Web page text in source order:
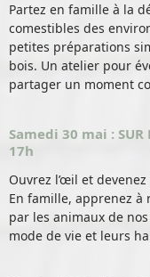
Partez en famille à la
comestibles des
petites préparations
bois. Un atelier pour
partager un moment
Samedi 30 mai : SUR
17h
Ouvrez l’œil et
En famille, apprenez à
par les animaux de
mode de vie et leurs